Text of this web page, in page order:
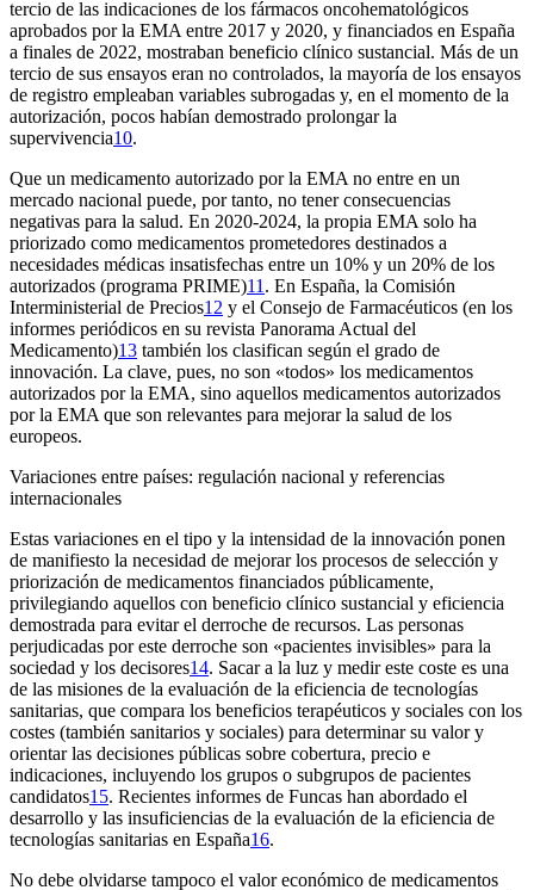
tercio de las indicaciones de los fármacos oncohematológicos
aprobados por la EMA entre 2017 y 2020, y financiados en España
a finales de 2022, mostraban beneficio clínico sustancial. Más de un
tercio de sus ensayos eran no controlados, la mayoría de los ensayos
de registro empleaban variables subrogadas y, en el momento de la
autorización, pocos habían demostrado prolongar la
supervivencia10.
Que un medicamento autorizado por la EMA no entre en un
mercado nacional puede, por tanto, no tener consecuencias
negativas para la salud. En 2020-2024, la propia EMA solo ha
priorizado como medicamentos prometedores destinados a
necesidades médicas insatisfechas entre un 10% y un 20% de los
autorizados (programa PRIME)11 . En España, la Comisión
Interministerial de Precios12 y el Consejo de Farmacéuticos (en los
informes periódicos en su revista Panorama Actual del
Medicamento)13 también los clasifican según el grado de
innovación. La clave, pues, no son «todos» los medicamentos
autorizados por la EMA, sino aquellos medicamentos autorizados
por la EMA que son relevantes para mejorar la salud de los
europeos.
Variaciones entre países: regulación nacional y referencias
internacionales
Estas variaciones en el tipo y la intensidad de la innovación ponen
de manifiesto la necesidad de mejorar los procesos de selección y
priorización de medicamentos financiados públicamente,
privilegiando aquellos con beneficio clínico sustancial y eficiencia
demostrada para evitar el derroche de recursos. Las personas
perjudicadas por este derroche son «pacientes invisibles» para la
sociedad y los decisores14. Sacar a la luz y medir este coste es una
de las misiones de la evaluación de la eficiencia de tecnologías
sanitarias, que compara los beneficios terapéuticos y sociales con los
costes (también sanitarios y sociales) para determinar su valor y
orientar las decisiones públicas sobre cobertura, precio e
indicaciones, incluyendo los grupos o subgrupos de pacientes
candidatos15. Recientes informes de Funcas han abordado el
desarrollo y las insuficiencias de la evaluación de la eficiencia de
tecnologías sanitarias en España16.
No debe olvidarse tampoco el valor económico de medicamentos